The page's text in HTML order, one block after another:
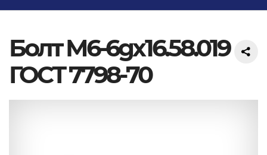
Болт М6-6gx16.58.019
ГОСТ 7798-70